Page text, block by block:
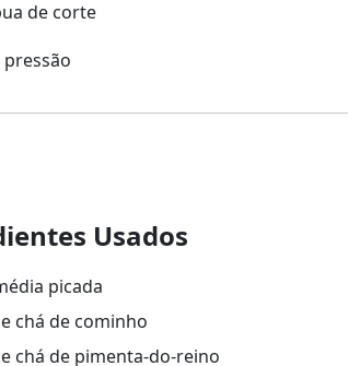
de corte
pressão
Usados
picada
chá de cominho
chá de pimenta-do-reino